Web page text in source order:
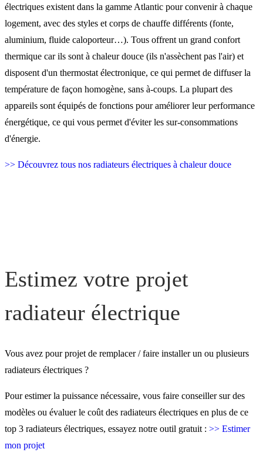
électriques existent dans la gamme Atlantic pour convenir à chaque
logement, avec des styles et corps de chauffe différents (fonte,
aluminium, fluide caloporteur…). Tous offrent un grand confort
thermique car ils sont à chaleur douce (ils n'assèchent pas l'air) et
disposent d'un thermostat électronique, ce qui permet de diffuser la
température de façon homogène, sans à-coups. La plupart des
appareils sont équipés de fonctions pour améliorer leur performance
énergétique, ce qui vous permet d'éviter les sur-consommations
d'énergie.
>> Découvrez tous nos radiateurs électriques à chaleur douce
Estimez votre projet
radiateur électrique
Vous avez pour projet de remplacer / faire installer un ou plusieurs
radiateurs électriques ?
Pour estimer la puissance nécessaire, vous faire conseiller sur des
modèles ou évaluer le coût des radiateurs électriques en plus de ce
top 3 radiateurs électriques, essayez notre outil gratuit : >> Estimer
mon projet